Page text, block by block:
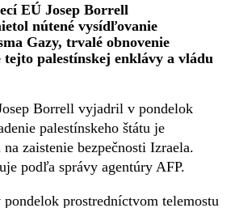
EÚ Josep Borrell
nútené vysídľovanie
Gazy, trvalé obnovenie
palestínskej enklávy a vládu
Borrell vyjadril v pondelok
palestínskeho štátu je
zaistenie bezpečnosti Izraela.
podľa správy agentúry AFP.
prostredníctvom telemostu